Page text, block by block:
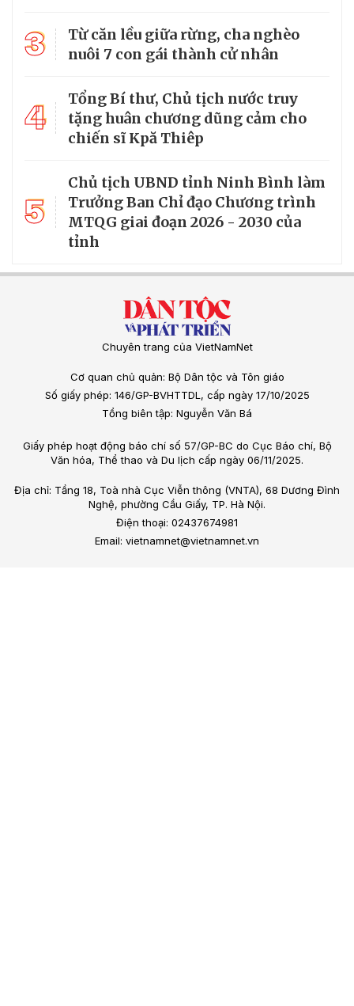
3
Từ căn lều giữa rừng, cha nghèo
nuôi 7 con gái thành cử nhân
4
Tổng Bí thư, Chủ tịch nước truy
tặng huân chương dũng cảm cho
chiến sĩ Kpă Thiêp
5
Chủ tịch UBND tỉnh Ninh Bình làm
Trưởng Ban Chỉ đạo Chương trình
MTQG giai đoạn 2026 - 2030 của
tỉnh
Chuyên trang của VietNamNet
Cơ quan chủ quản: Bộ Dân tộc và Tôn giáo
Số giấy phép: 146/GP-BVHTTDL, cấp ngày 17/10/2025
Tổng biên tập: Nguyễn Văn Bá
Giấy phép hoạt động báo chí số 57/GP-BC do Cục Báo chí, Bộ
Văn hóa, Thể thao và Du lịch cấp ngày 06/11/2025.
Địa chỉ: Tầng 18, Toà nhà Cục Viễn thông (VNTA), 68 Dương Đình
Nghệ, phường Cầu Giấy, TP. Hà Nội.
Điện thoại: 02437674981
Email: vietnamnet@vietnamnet.vn